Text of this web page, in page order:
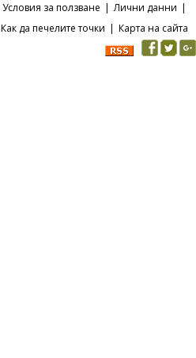
Условия за ползване | Лични данни |
Как да печелите точки | Карта на сайта